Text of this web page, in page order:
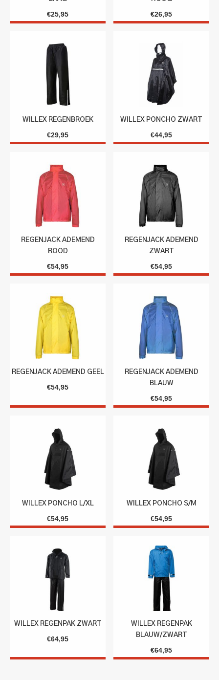
€25,95 €26,95
WILLEX REGENBROEK
€29,95
WILLEX PONCHO ZWART
€44,95
REGENJACK ADEMEND
ROOD
€54,95
REGENJACK ADEMEND
ZWART
€54,95
REGENJACK ADEMEND GEEL
€54,95
REGENJACK ADEMEND
BLAUW
€54,95
WILLEX PONCHO L/XL
€54,95
WILLEX PONCHO S/M
€54,95
WILLEX REGENPAK ZWART
€64,95
WILLEX REGENPAK
BLAUW/ZWART
€64,95